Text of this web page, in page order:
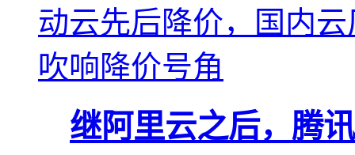
继阿里云之后，腾